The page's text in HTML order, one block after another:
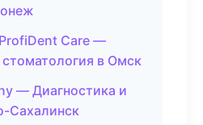
Care —
в Омск
— Диагностика и
Сахалинск